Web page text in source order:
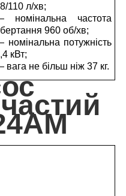
110 л/хв;
номінальна частота
960 об/хв;
номінальна потужність
кВт;
вага не більш ніж 37 кг.